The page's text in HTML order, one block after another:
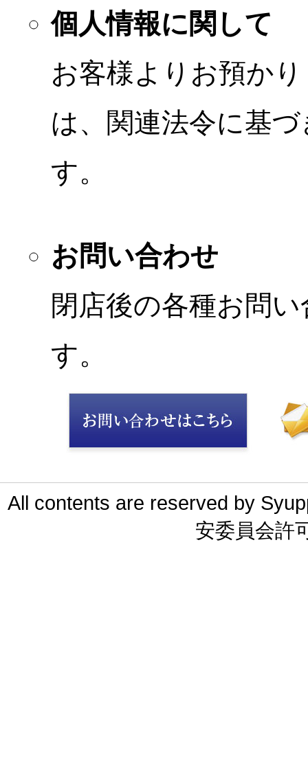
個人情報に関して
お客様よりお預か
は、関連法令に基
す。
お問い合わせ
閉店後の各種お問
す。
All contents are reserved by
安委員会許